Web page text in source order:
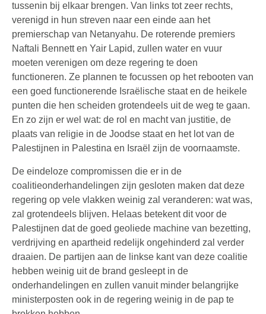
tussenin bij elkaar brengen. Van links tot zeer rechts,
verenigd in hun streven naar een einde aan het
premierschap van Netanyahu. De roterende premiers
Naftali Bennett en Yair Lapid, zullen water en vuur
moeten verenigen om deze regering te doen
functioneren. Ze plannen te focussen op het rebooten van
een goed functionerende Israëlische staat en de heikele
punten die hen scheiden grotendeels uit de weg te gaan.
En zo zijn er wel wat: de rol en macht van justitie, de
plaats van religie in de Joodse staat en het lot van de
Palestijnen in Palestina en Israël zijn de voornaamste.
De eindeloze compromissen die er in de
coalitieonderhandelingen zijn gesloten maken dat deze
regering op vele vlakken weinig zal veranderen: wat was,
zal grotendeels blijven. Helaas betekent dit voor de
Palestijnen dat de goed geoliede machine van bezetting,
verdrijving en apartheid redelijk ongehinderd zal verder
draaien. De partijen aan de linkse kant van deze coalitie
hebben weinig uit de brand gesleept in de
onderhandelingen en zullen vanuit minder belangrijke
ministerposten ook in de regering weinig in de pap te